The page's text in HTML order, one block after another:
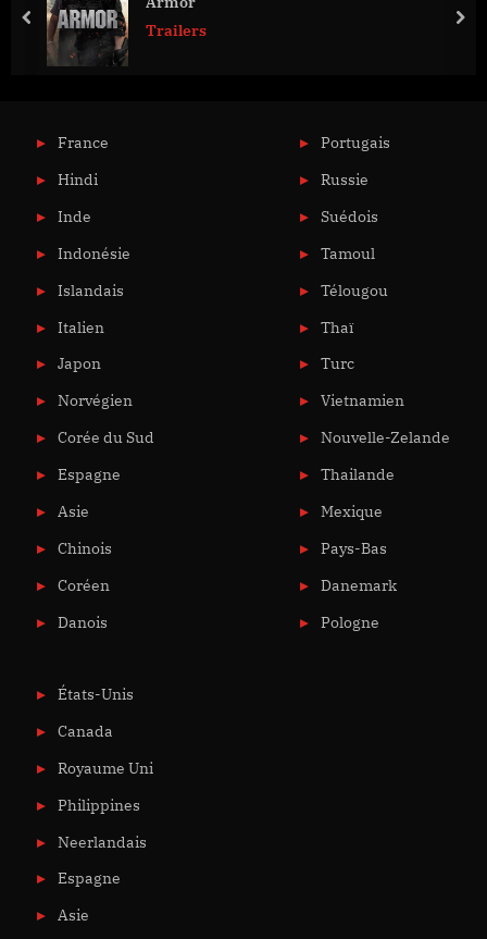
Trailers
prev
France
Hindi
Inde
Indonésie
Islandais
Italien
Japon
Norvégien
Corée du Sud
Espagne
Asie
Chinois
Coréen
Danois
Portugais
Russie
Suédois
Tamoul
Télougou
Thaï
Turc
Vietnamien
Nouvelle-Zelande
Thailande
Mexique
Pays-Bas
Danemark
Pologne
États-Unis
Canada
Royaume Uni
Philippines
Neerlandais
Espagne
Asie